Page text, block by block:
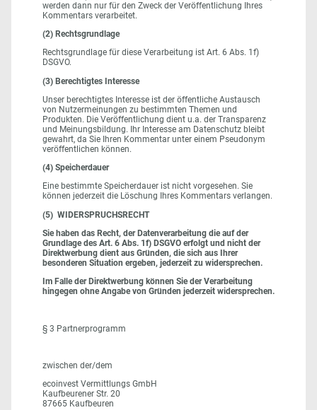
werden dann nur für den Zweck der Veröffentlichung Ihres
Kommentars verarbeitet.
(2) Rechtsgrundlage
Rechtsgrundlage für diese Verarbeitung ist Art. 6 Abs. 1f)
DSGVO.
(3) Berechtigtes Interesse
Unser berechtigtes Interesse ist der öffentliche Austausch
von Nutzermeinungen zu bestimmten Themen und
Produkten. Die Veröffentlichung dient u.a. der Transparenz
und Meinungsbildung. Ihr Interesse am Datenschutz bleibt
gewahrt, da Sie Ihren Kommentar unter einem Pseudonym
veröffentlichen können.
(4) Speicherdauer
Eine bestimmte Speicherdauer ist nicht vorgesehen. Sie
können jederzeit die Löschung Ihres Kommentars verlangen.
(5) WIDERSPRUCHSRECHT
Sie haben das Recht, der Datenverarbeitung die auf der
Grundlage des Art. 6 Abs. 1f) DSGVO erfolgt und nicht der
Direktwerbung dient aus Gründen, die sich aus Ihrer
besonderen Situation ergeben, jederzeit zu widersprechen.
Im Falle der Direktwerbung können Sie der Verarbeitung
hingegen ohne Angabe von Gründen jederzeit widersprechen.
§ 3 Partnerprogramm
zwischen der/dem
ecoinvest Vermittlungs GmbH
Kaufbeurener Str. 20
87665 Kaufbeuren